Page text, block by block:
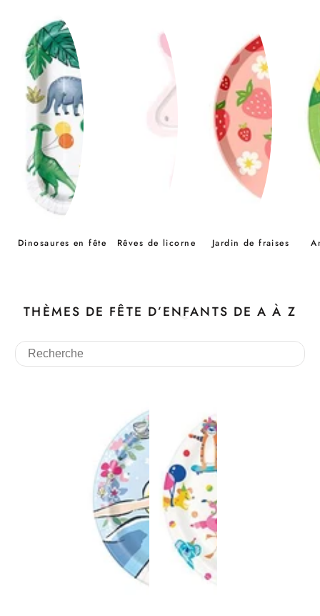
Dinosaures en fête Rêves de licorne Jardin de fraises
THÈMES DE FÊTE D’ENFANTS DE A À Z
LES THÈMES